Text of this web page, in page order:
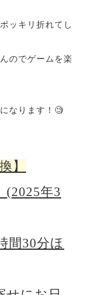
ッキリ折れてし
のでゲームを楽
なります！🧐
】
年3
間30分ほ